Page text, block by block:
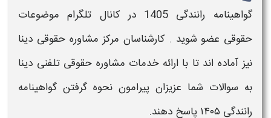
گواهینامه رانندگی 1405
در کانال تلگرام موضوعات
حقوقی عضو شوید . کارشناسان مرکز مشاوره حقوقی دینا
نیز آماده اند تا با ارائه خدمات مشاوره حقوقی تلفنی دینا
به سوالات شما عزیزان پیرامون نحوه گرفتن گواهینامه
رانندگی ۱۴۰۵
پاسخ دهند.